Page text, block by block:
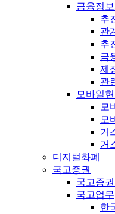
금융정
추
관
추
금
제
관
모바일
모
모
거
거
디지털화폐
국고증권
국고증
국고업무
한